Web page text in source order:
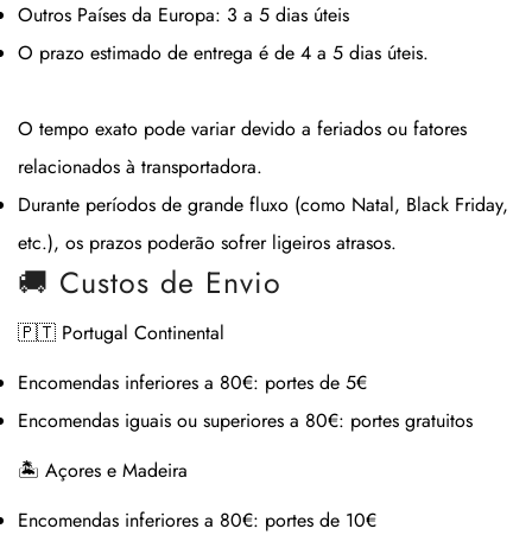
Outros Países da Europa: 3 a 5 dias úteis
O prazo estimado de entrega é de 4 a 5 dias úteis.
O tempo exato pode variar devido a feriados ou fatores
relacionados à transportadora.
Durante períodos de grande fluxo (como Natal, Black Friday,
etc.), os prazos poderão sofrer ligeiros atrasos.
🚚 Custos de Envio
🇵🇹 Portugal Continental
Encomendas inferiores a 80€: portes de 5€
Encomendas iguais ou superiores a 80€: portes gratuitos
🏝 Açores e Madeira
Encomendas inferiores a 80€: portes de 10€